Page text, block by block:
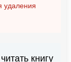
удаления
книгу